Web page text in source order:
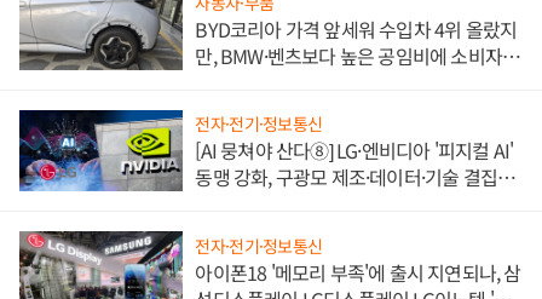
BYD코리아 가격 앞세워 수입차 4위 올랐지
만, BMW·벤츠보다 높은 공임비에 소비자
전자·전기·정보통신
[AI 뭉쳐야 산다⑧] LG·엔비디아 '피지컬 AI'
동맹 강화, 구광모 제조·데이터·기술 결집
전자·전기·정보통신
아이폰18 '메모리 부족'에 출시 지연되나, 삼